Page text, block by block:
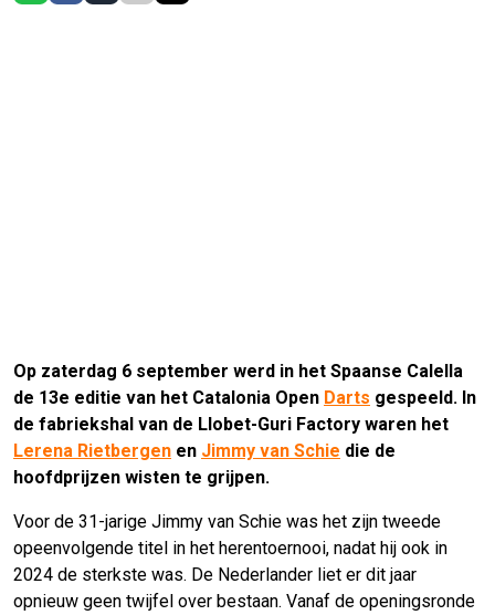
Op zaterdag 6 september werd in het Spaanse Calella
de 13e editie van het Catalonia Open Darts gespeeld. In
de fabriekshal van de Llobet-Guri Factory waren het
Lerena Rietbergen en Jimmy van Schie die de
hoofdprijzen wisten te grijpen.
Voor de 31-jarige Jimmy van Schie was het zijn tweede
opeenvolgende titel in het herentoernooi, nadat hij ook in
2024 de sterkste was. De Nederlander liet er dit jaar
opnieuw geen twijfel over bestaan. Vanaf de openingsronde